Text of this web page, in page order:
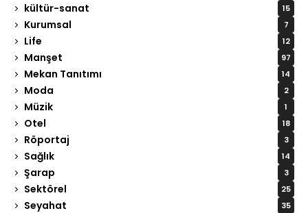
kültür-sanat 15
Kurumsal 7
Life 12
Manşet 97
Mekan Tanıtımı 14
Moda 2
Müzik 1
Otel 18
Röportaj 3
Sağlık 14
Şarap 3
Sektörel 25
Seyahat 35